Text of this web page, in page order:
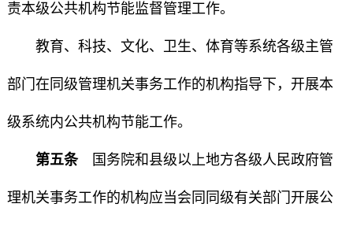
责本级公共机构节能监督管理工作。
教育、科技、文化、卫生、体育等系统各级主管
部门在同级管理机关事务工作的机构指导下，开展本
级系统内公共机构节能工作。
第五条国务院和县级以上地方各级人民政府管
理机关事务工作的机构应当会同同级有关部门开展公